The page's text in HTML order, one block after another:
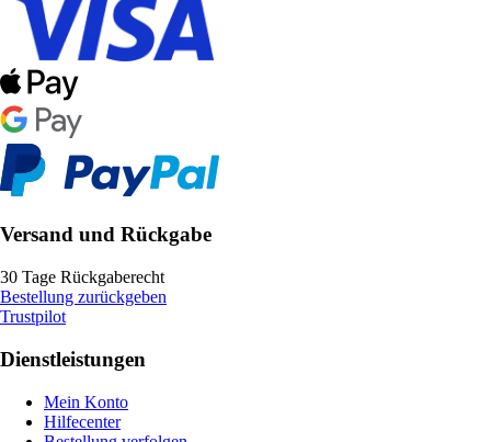
Versand und Rückgabe
30 Tage Rückgaberecht
Bestellung zurückgeben
Trustpilot
Dienstleistungen
Mein Konto
Hilfecenter